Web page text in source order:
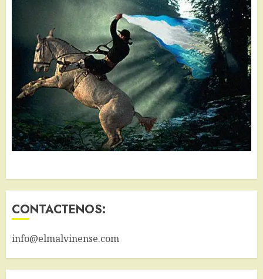
CONTACTENOS:
info@elmalvinense.com